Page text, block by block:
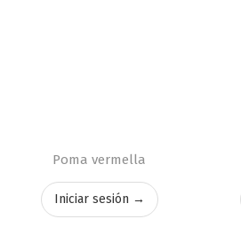
Poma vermella
Iniciar sesión →